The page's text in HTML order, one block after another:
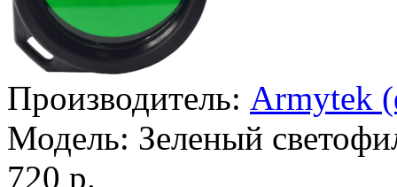
Производитель: Armytek
Модель: Зеленый
720 р.